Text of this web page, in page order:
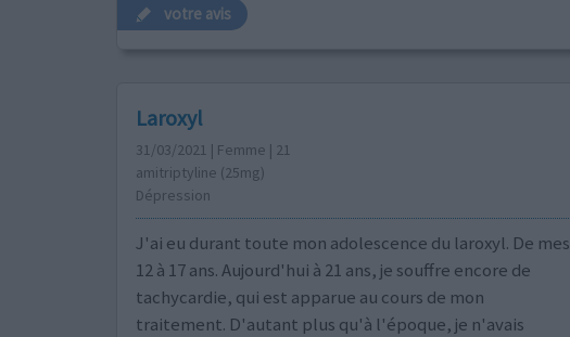
votre avis
Laroxyl
31/03/2021 | Femme | 21
amitriptyline (25mg)
Dépression
J'ai eu durant toute mon adolescence du laroxyl. De mes
12 à 17 ans. Aujourd'hui à 21 ans, je souffre encore de
tachycardie, qui est apparue au cours de mon
traitement. D'autant plus qu'à l'époque, je n'avais